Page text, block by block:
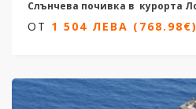
Слънчева почивка в курорта
8 нощувки/ 7 нощуви
ОТ 1 504 ЛЕВА
ОТ 1 504 ЛЕВА (768.98€)